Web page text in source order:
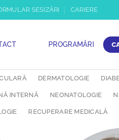
SESIZĂRI CARIERE
PROGRAMĂRI
DERMATOLOGIE
INTERNĂ NEONATOLOGIE
RECUPERARE MEDICALĂ